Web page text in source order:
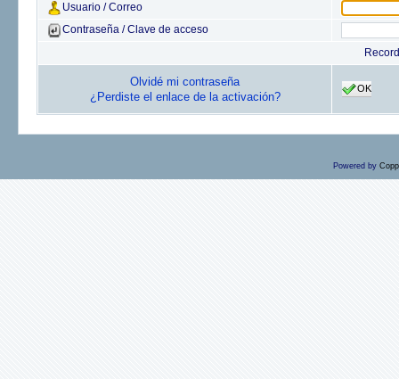
Usuario / Correo
Contraseña / Clave de acceso
Olvidé mi contraseña
¿Perdiste el enlace de la activación?
OK
Powered by